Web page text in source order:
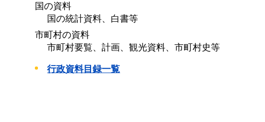
国の資料
国の統計資料、白書等
市町村の資料
市町村要覧、計画、観光資料、市町村史等
行政資料目録一覧